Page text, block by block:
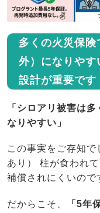
多くの火災保険
外）になりやす
設計が重要です
「シロアリ被害は
なりやすい」
この事実をご存知
あり） 柱が食われ
補償されにくいので
だからこそ、 「5年